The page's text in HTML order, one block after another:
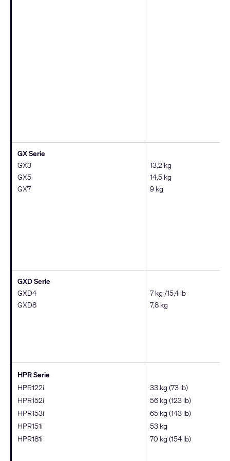
GX Serie
GX3
GX5
GX7
13,2 kg
14,5 kg
9 kg
GXD Serie
GXD4
GXD8
7 kg /15,4 lb
7,8 kg
HPR Serie
HPR122i
HPR152i
HPR153i
HPR151i
HPR181i
33 kg (73 lb)
56 kg (123 lb)
65 kg (143 lb)
53 kg
70 kg (154 lb)